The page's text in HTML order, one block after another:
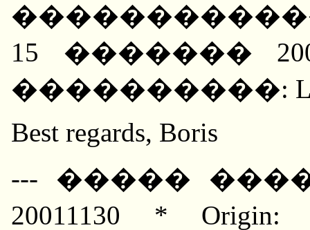
������������
15 �������
����������: Lager-
Best regards, Boris
--- �����
20011130 *